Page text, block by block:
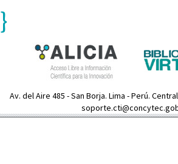
}
Av. del Aire 485 - San Borja. Lima - Perú.